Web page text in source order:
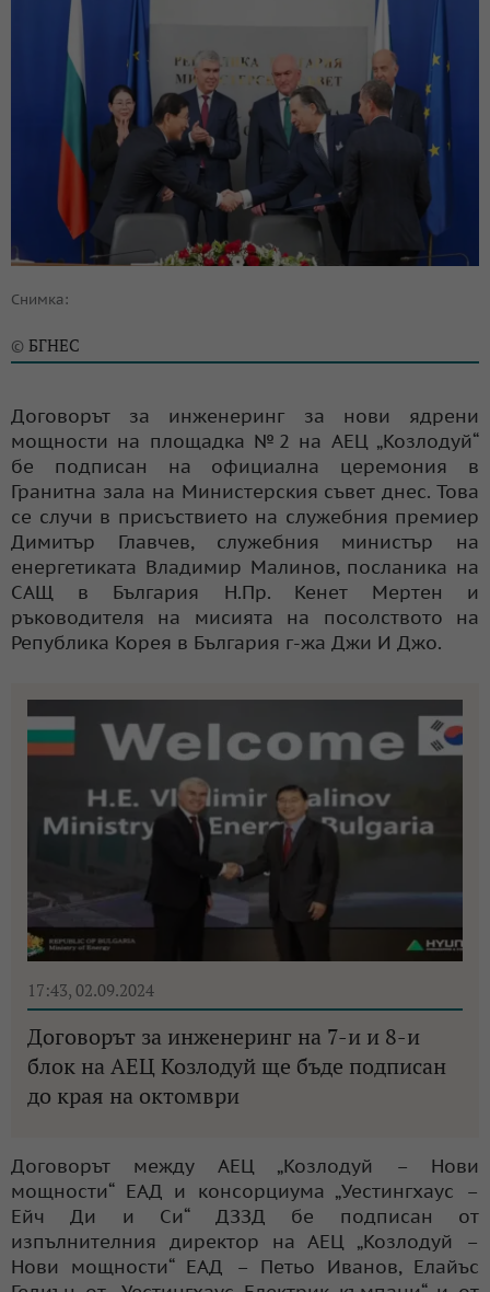
Снимка:
© БГНЕС
Договорът за инженеринг за нови ядрени
мощности на площадка №2 на АЕЦ „Козлодуй“
бе подписан на официална церемония в
Гранитна зала на Министерския съвет днес. Това
се случи в присъствието на служебния премиер
Димитър Главчев, служебния министър на
енергетиката Владимир Малинов, посланика на
САЩ в България Н.Пр. Кенет Мертен и
ръководителя на мисията на посолството на
Република Корея в България г-жа Джи И Джо.
17:43, 02.09.2024
Договорът за инженеринг на 7-и и 8-и
блок на АЕЦ Козлодуй ще бъде подписан
до края на октомври
Договорът между АЕЦ „Козлодуй – Нови
мощности“ ЕАД и консорциума „Уестингхаус –
Ейч Ди и Си“ ДЗЗД бе подписан от
изпълнителния директор на АЕЦ „Козлодуй –
Нови мощности“ ЕАД – Петьо Иванов, Елайъс